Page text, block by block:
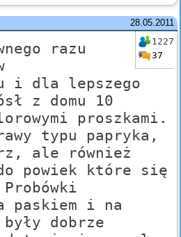
28.05.2011
1227
37
razu
i dla lepszego
z domu 10
proszkami.
typu papryka,
ale również
powiek które się
paskiem i na
dobrze